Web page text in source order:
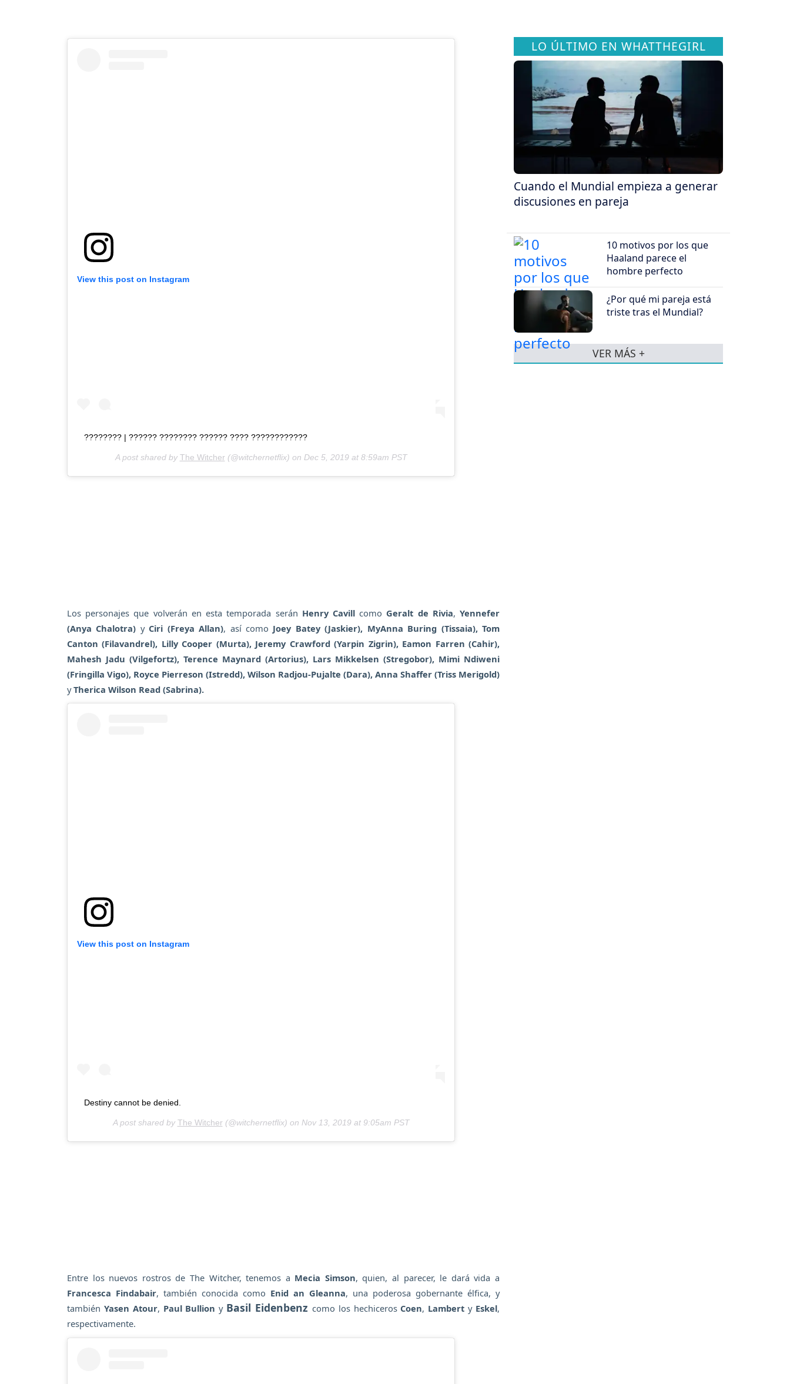
View this post on Instagram
???????? | ?????? ???????? ?????? ???? ????????????
A post shared by The Witcher (@witchernetflix) on Dec 5, 2019 at 8:59am PST
Los personajes que volverán en esta temporada serán Henry CavillcomoGeralt de Rivia,Yennefer
(Anya Chalotra) y Ciri (Freya Allan), así como Joey Batey (Jaskier), MyAnna Buring (Tissaia), Tom
Canton (Filavandrel), Lilly Cooper (Murta), Jeremy Crawford (Yarpin Zigrin), Eamon Farren (Cahir),
Mahesh Jadu (Vilgefortz), Terence Maynard (Artorius), Lars Mikkelsen (Stregobor), Mimi Ndiweni
(Fringilla Vigo), Royce Pierreson (Istredd), Wilson Radjou-Pujalte (Dara), Anna Shaffer (Triss Merigold)
yTherica Wilson Read (Sabrina).
View this post on Instagram
Destiny cannot be denied.
A post shared by The Witcher (@witchernetflix) on Nov 13, 2019 at 9:05am PST
Entre los nuevos rostros de The Witcher, tenemos a Mecia Simson, quien, al parecer, le dará vida a
Francesca Findabair, también conocida como Enid an Gleanna, una poderosa gobernante élfica, y
también Yasen Atour, Paul Bullion y Basil Eidenbenz como los hechiceros Coen, Lambert y Eskel,
respectivamente.
LO ÚLTIMO EN WHATTHEGIRL
Cuando el Mundial empieza a generar
discusiones en pareja
10 motivos por los que
Haaland parece el
hombre perfecto
¿Por qué mi pareja está
triste tras el Mundial?
VER MÁS +